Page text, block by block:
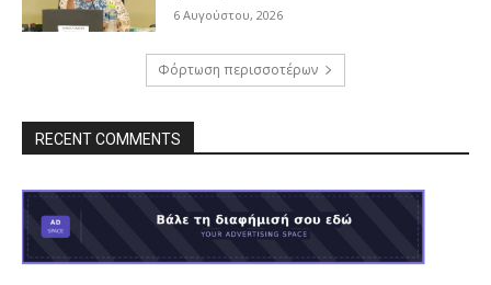
6 Αυγούστου, 2026
Φόρτωση περισσοτέρων
RECENT COMMENTS